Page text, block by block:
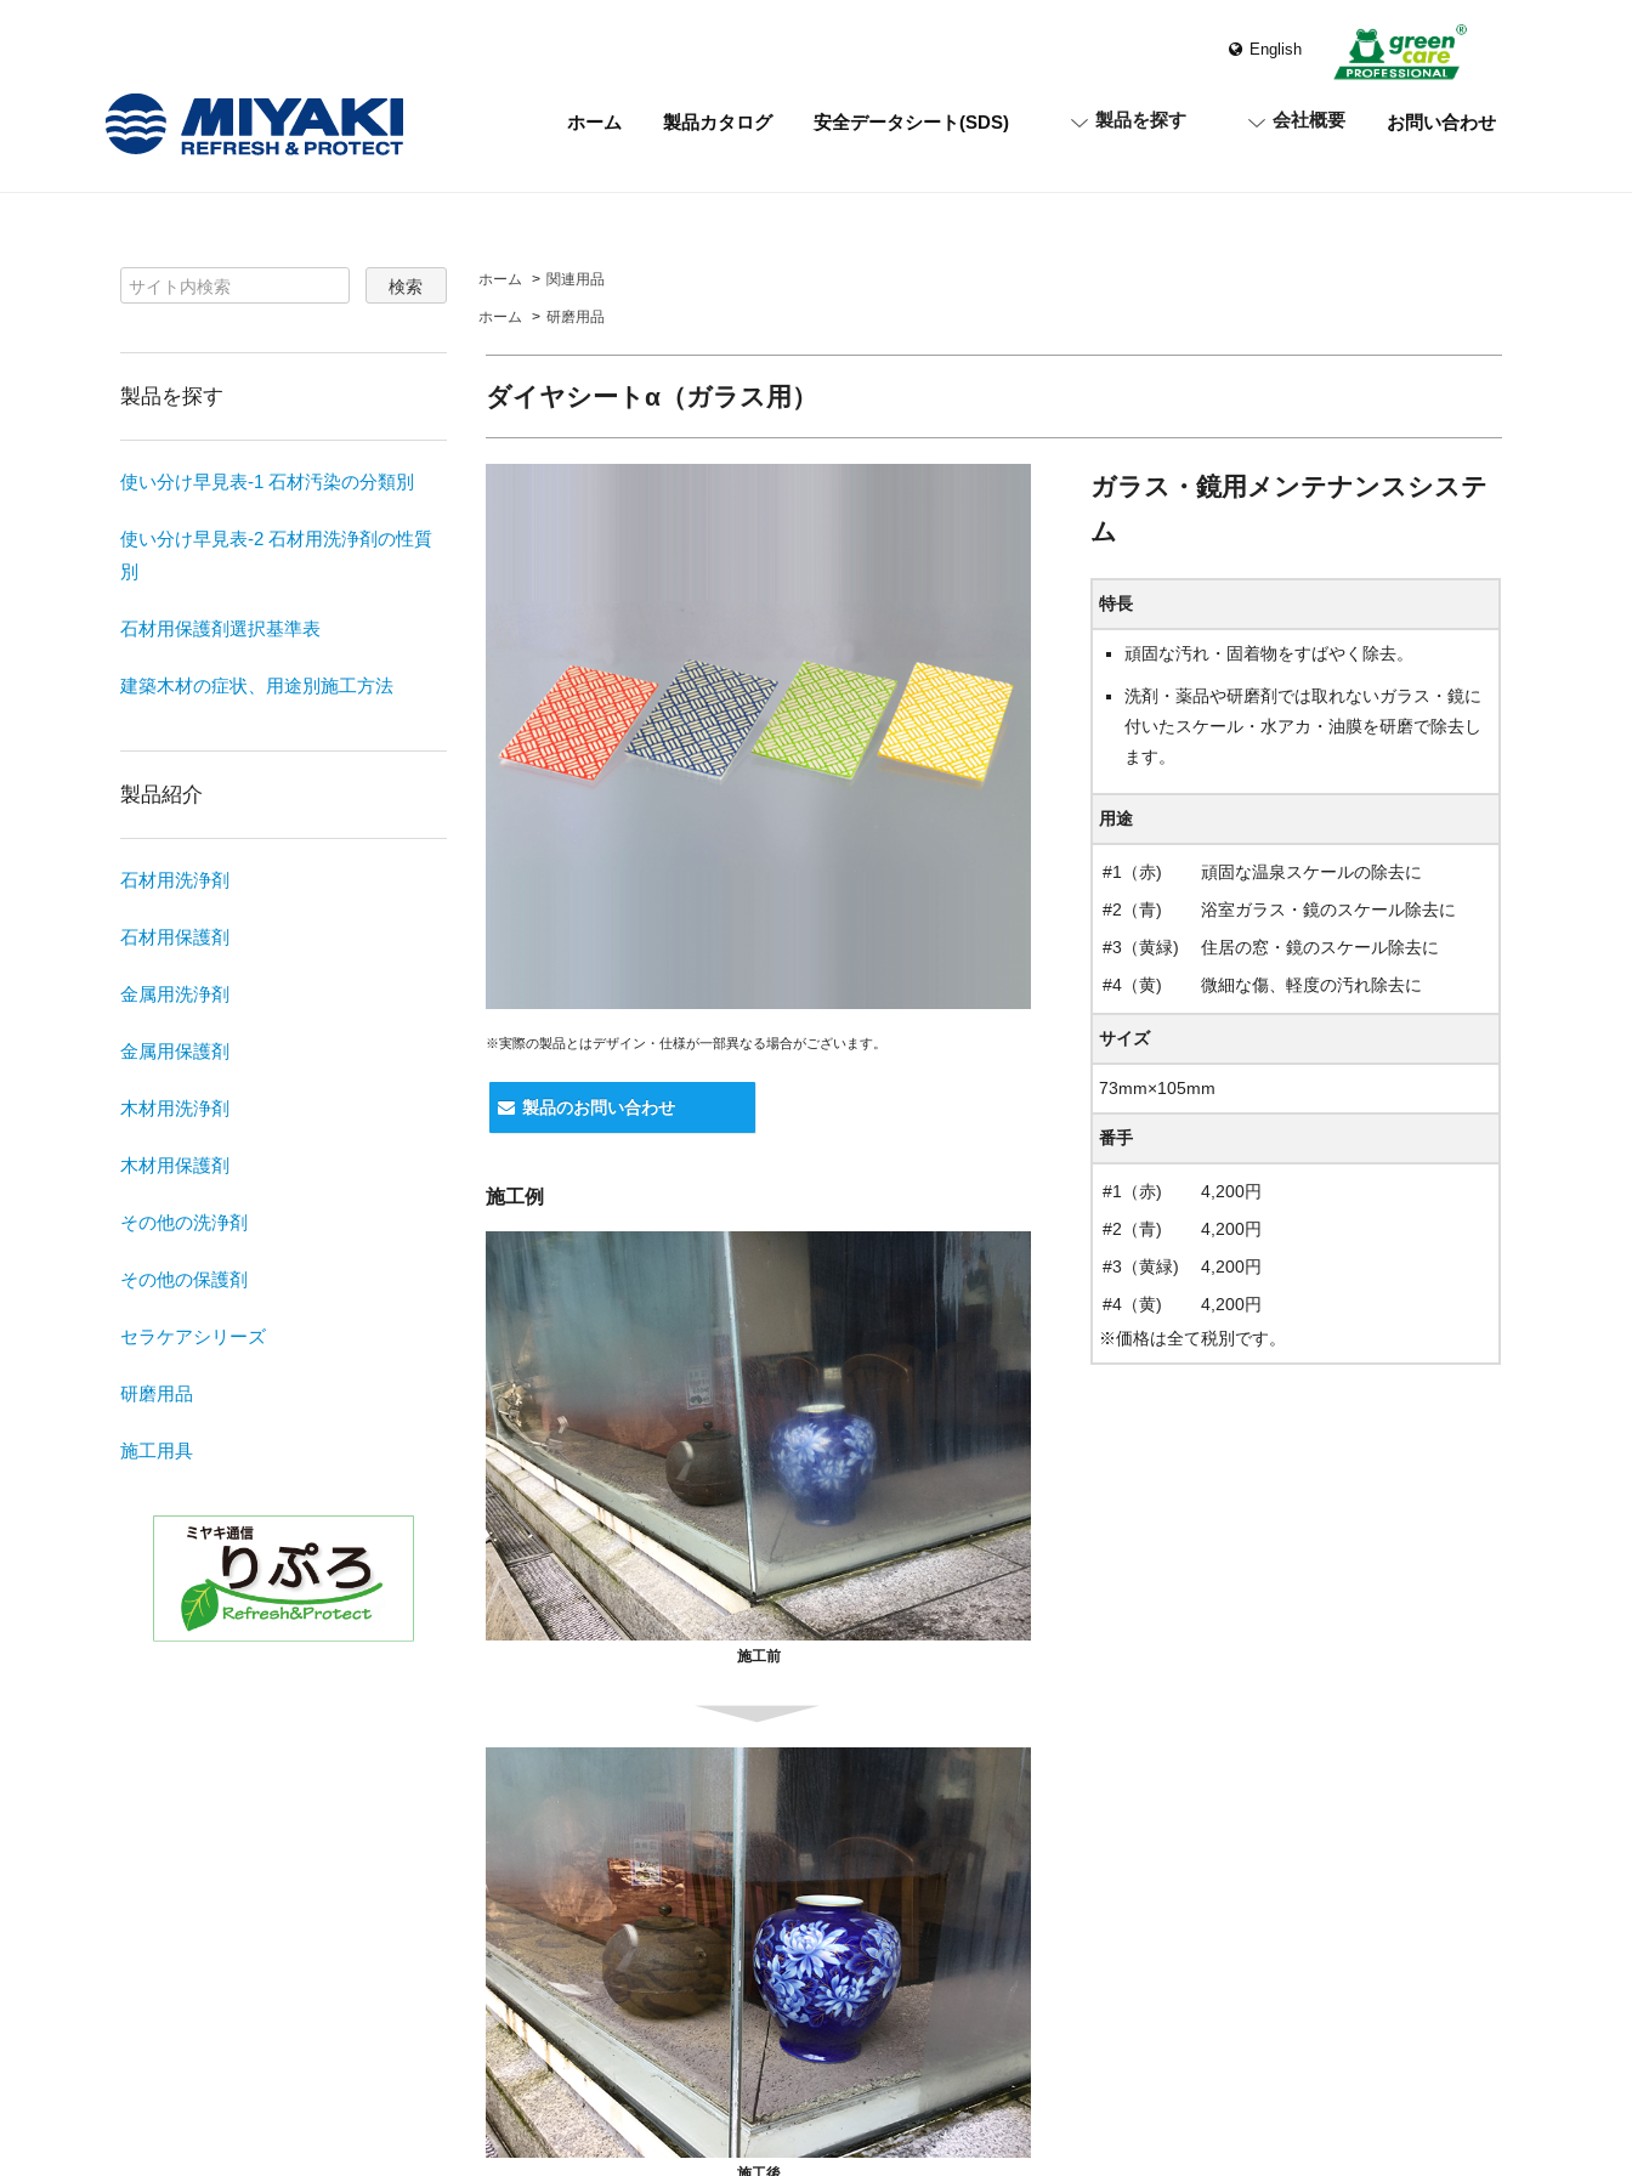
English
ホーム 製品カタログ 安全データシート(SDS) 製品を探す 会社概要 お問い合わせ
ホーム > 関連用品
ホーム > 研磨用品
ダイヤシートα（ガラス用）
※実際の製品とはデザイン・仕様が一部異なる場合がございます。
製品のお問い合わせ
施工例
施工前
ガラス・鏡用メンテナンスシステ
ム
特長
頑固な汚れ・固着物をすばやく除去。
洗剤・薬品や研磨剤では取れないガラス・鏡に
付いたスケール・水アカ・油膜を研磨で除去し
ます。
用途
#1（赤)
頑固な温泉スケールの除去に
#2（青)
浴室ガラス・鏡のスケール除去に
#3（黄緑)
住居の窓・鏡のスケール除去に
#4（黄)
微細な傷、軽度の汚れ除去に
サイズ
73mm×105mm
番手
#1（赤)
4,200円
#2（青)
4,200円
#3（黄緑)
4,200円
#4（黄)
4,200円
※価格は全て税別です。
製品を探す
使い分け早見表-1 石材汚染の分類別
使い分け早見表-2 石材用洗浄剤の性質
別
石材用保護剤選択基準表
建築木材の症状、用途別施工方法
製品紹介
石材用洗浄剤
石材用保護剤
金属用洗浄剤
金属用保護剤
木材用洗浄剤
木材用保護剤
その他の洗浄剤
その他の保護剤
セラケアシリーズ
研磨用品
施工用具